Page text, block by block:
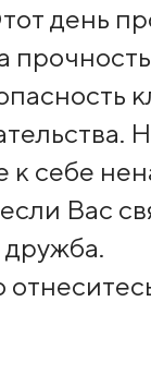
день
к себе
Вас